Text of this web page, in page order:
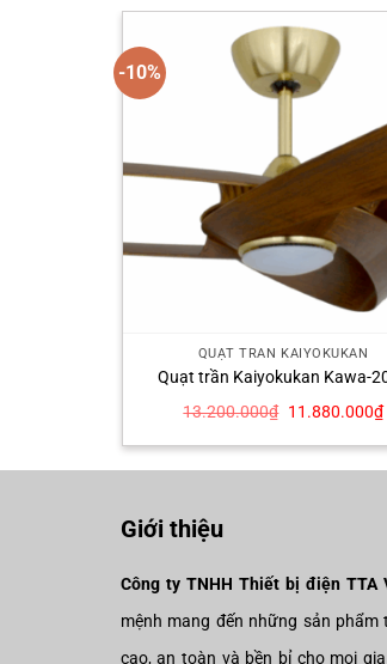
-10%
QUẠT TRẦN KAIYOKUKAN
Quạt trần Kaiyokukan Kawa-
13.200.000₫ Giá
là:
11.880.000₫
Giới thiệu
Công ty TNHH Thiết bị điện TTA
mệnh mang đến những sản
cao, an toàn và bền bỉ cho mọi